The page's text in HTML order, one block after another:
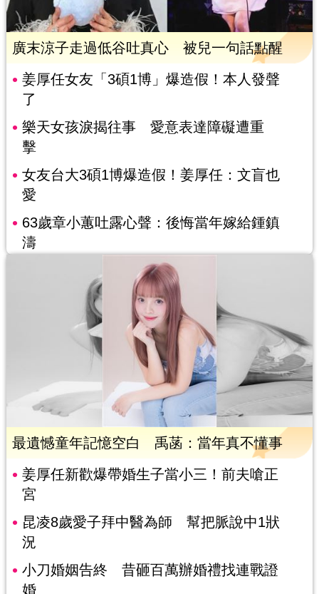
廣末涼子走過低谷吐真心 被兒一句話點醒
姜厚任女友「3碩1博」爆造假！本人發聲
了
樂天女孩淚揭往事 愛意表達障礙遭重
擊
女友台大3碩1博爆造假！姜厚任：文盲也
愛
63歲章小蕙吐露心聲：後悔當年嫁給鍾鎮
濤
最遺憾童年記憶空白 禹菡：當年真不懂事
姜厚任新歡爆帶婚生子當小三！前夫嗆正
宮
昆凌8歲愛子拜中醫為師 幫把脈說中1狀
況
小刀婚姻告終 昔砸百萬辦婚禮找連戰證
婚